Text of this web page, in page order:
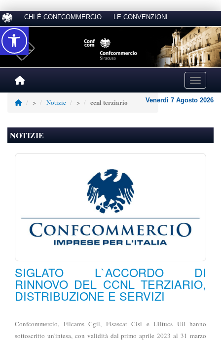
CHI È CONFCOMMERCIO LE CONVENZIONI
Toggle
> Notizie > ccnl terziario Venerdì 7 Agosto 2026
NOTIZIE
SIGLATO L`ACCORDO DI
RINNOVO DEL CCNL TERZIARIO,
DISTRIBUZIONE E SERVIZI
Confcommercio, Filcams Cgil, Fisascat Cisl e Uiltucs Uil hanno
sottoscritto un'intesa, con validità dal primo aprile 2023 al 31 marzo
Accessibilità